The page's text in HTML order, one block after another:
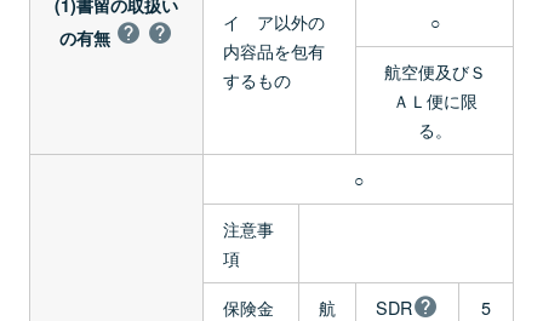
の有無
イ ア以外の
内容品を包有
するもの
○
航空便及びＳ
ＡＬ便に限
る。
○
注意事
項
保険金
航
SDR
5